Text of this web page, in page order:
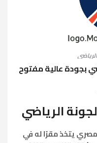
بجودة عالية مفتوح
الرياضي
يتخذ مقرًا له في